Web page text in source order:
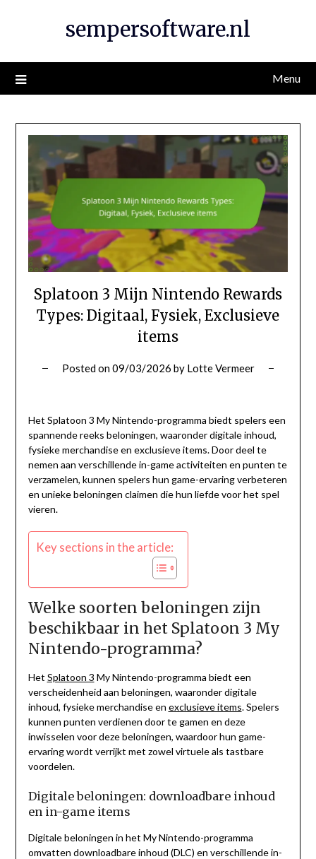
sempersoftware.nl
Menu
Splatoon 3 Mijn Nintendo Rewards
Types: Digitaal, Fysiek, Exclusieve
items
Posted on09/03/2026 by Lotte Vermeer
Het Splatoon 3 My Nintendo-programma biedt spelers een
spannende reeks beloningen, waaronder digitale inhoud,
fysieke merchandise en exclusieve items. Door deel te
nemen aan verschillende in-game activiteiten en punten te
verzamelen, kunnen spelers hun game-ervaring verbeteren
en unieke beloningen claimen die hun liefde voor het spel
vieren.
Key sections in the article:
Welke soorten beloningen zijn
beschikbaar in het Splatoon 3 My
Nintendo-programma?
Het Splatoon 3 My Nintendo-programma biedt een
verscheidenheid aan beloningen, waaronder digitale
inhoud, fysieke merchandise en exclusieve items. Spelers
kunnen punten verdienen door te gamen en deze
inwisselen voor deze beloningen, waardoor hun game-
ervaring wordt verrijkt met zowel virtuele als tastbare
voordelen.
Digitale beloningen: downloadbare inhoud
en in-game items
Digitale beloningen in het My Nintendo-programma
omvatten downloadbare inhoud (DLC) en verschillende in-